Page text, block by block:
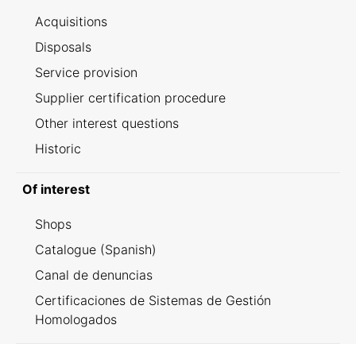
Acquisitions
Disposals
Service provision
Supplier certification procedure
Other interest questions
Historic
Of interest
Shops
Catalogue (Spanish)
Canal de denuncias
Certificaciones de Sistemas de Gestión
Homologados